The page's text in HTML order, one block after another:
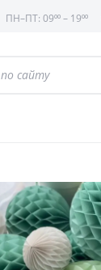
ПН–ПТ: 09⁰⁰ – 19⁰⁰